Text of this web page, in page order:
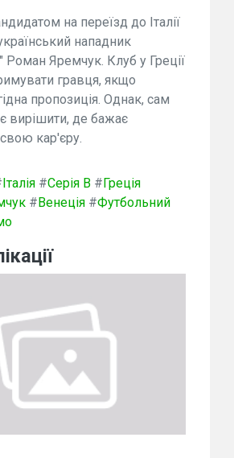
на переїзд до Італії
нападник
Роман Яремчук. Клуб у Греції
гравця, якщо
пропозиція. Однак, сам
вирішити, де бажає
кар'єру.
Італія #Серія B #Греція
#Венеція #Футбольний